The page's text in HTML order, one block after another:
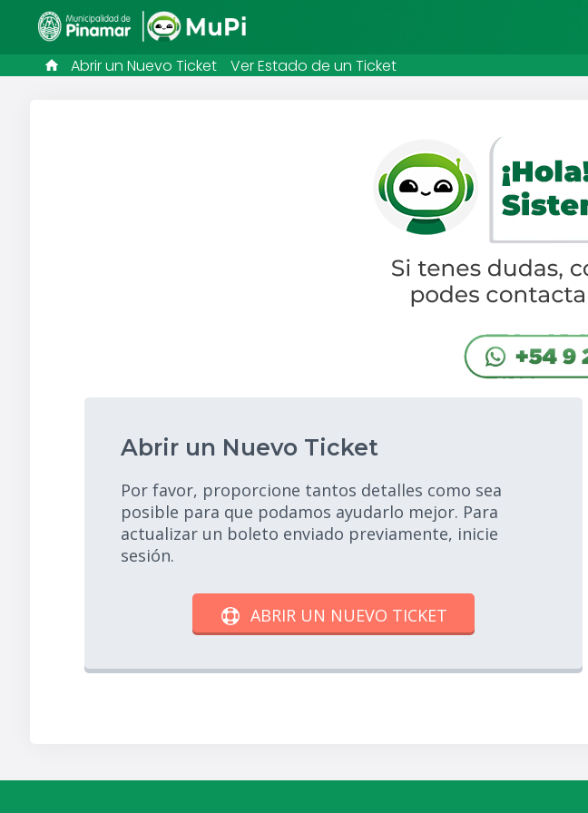
Abrir un Nuevo Ticket Ver Estado de un Ticket
Abrir un Nuevo Ticket
Por favor, proporcione tantos detalles como sea
posible para que podamos ayudarlo mejor. Para
actualizar un boleto enviado previamente, inicie
sesión.
ABRIR UN NUEVO TICKET